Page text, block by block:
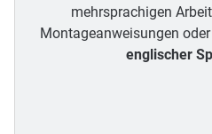
mehrsprachigen
Montageanweisungen
englischer